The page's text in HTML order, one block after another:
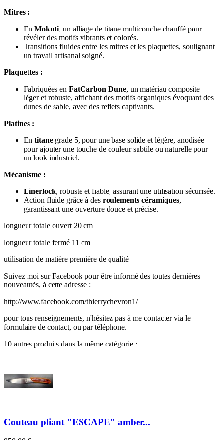
Mitres :
En Mokuti, un alliage de titane multicouche chauffé pour
révéler des motifs vibrants et colorés.
Transitions fluides entre les mitres et les plaquettes, soulignant
un travail artisanal soigné.
Plaquettes :
Fabriquées en FatCarbon Dune, un matériau composite
léger et robuste, affichant des motifs organiques évoquant des
dunes de sable, avec des reflets captivants.
Platines :
En titane grade 5, pour une base solide et légère, anodisée
pour ajouter une touche de couleur subtile ou naturelle pour
un look industriel.
Mécanisme :
Linerlock, robuste et fiable, assurant une utilisation sécurisée.
Action fluide grâce à des roulements céramiques,
garantissant une ouverture douce et précise.
longueur totale ouvert 20 cm
longueur totale fermé 11 cm
utilisation de matière première de qualité
Suivez moi sur Facebook pour être informé des toutes dernières
nouveautés, à cette adresse :
http://www.facebook.com/thierrychevron1/
pour tous renseignements, n'hésitez pas à me contacter via le
formulaire de contact, ou par téléphone.
10 autres produits dans la même catégorie :
Couteau pliant "ESCAPE" amber...